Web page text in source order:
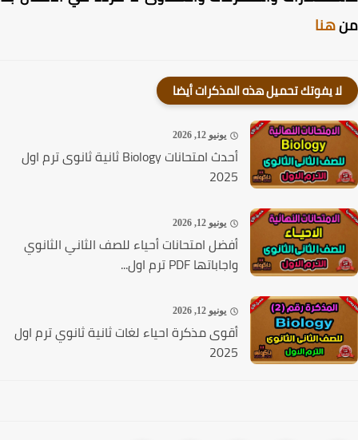
هنا
لا يفوتك تحميل هذه المذكرات أيضا
يونيو 12, 2026
أحدث امتحانات Biology ثانية ثانوى ترم اول
2025
يونيو 12, 2026
أفضل امتحانات أحياء للصف الثاني الثانوي
واجاباتها PDF ترم اول...
يونيو 12, 2026
أقوى مذكرة احياء لغات ثانية ثانوي ترم اول
2025